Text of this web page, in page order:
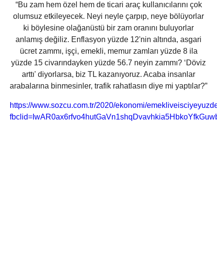
“Bu zam hem özel hem de ticari araç kullanıcılarını çok
olumsuz etkileyecek. Neyi neyle çarpıp, neye bölüyorlar
ki böylesine olağanüstü bir zam oranını buluyorlar
anlamış değiliz. Enflasyon yüzde 12'nin altında, asgari
ücret zammı, işçi, emekli, memur zamları yüzde 8 ila
yüzde 15 civarındayken yüzde 56.7 neyin zammı? ‘Döviz
arttı' diyorlarsa, biz TL kazanıyoruz. Acaba insanlar
arabalarına binmesinler, trafik rahatlasın diye mi yaptılar?”
https://www.sozcu.com.tr/2020/ekonomi/